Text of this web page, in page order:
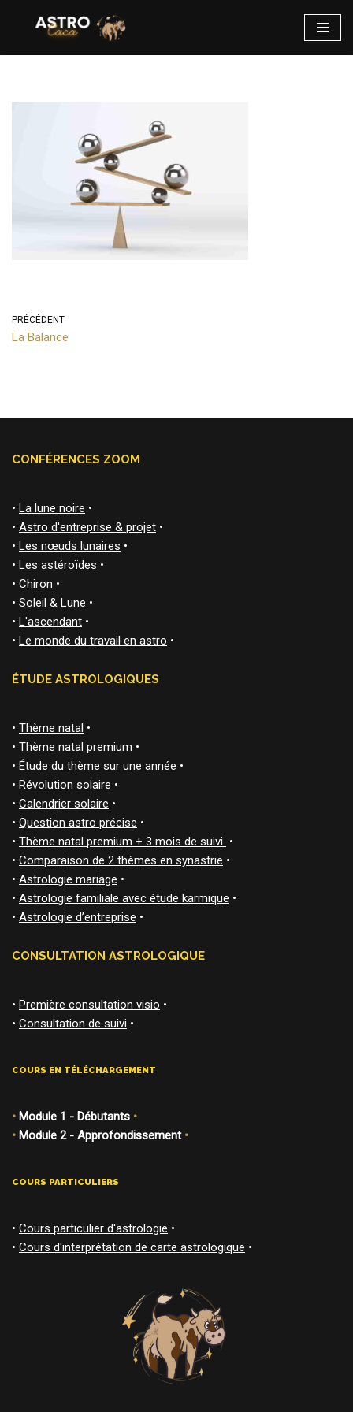
PRÉCÉDENT
La Balance
CONFÉRENCES ZOOM
• La lune noire •
• Astro d'entreprise & projet •
• Les nœuds lunaires •
• Les astéroïdes •
• Chiron •
• Soleil & Lune •
• L'ascendant •
• Le monde du travail en astro •
ÉTUDE ASTROLOGIQUES
• Thème natal •
• Thème natal premium •
• Étude du thème sur une année •
• Révolution solaire •
• Calendrier solaire •
• Question astro précise •
• Thème natal premium + 3 mois de suivi •
• Comparaison de 2 thèmes en synastrie •
• Astrologie mariage •
• Astrologie familiale avec étude karmique •
• Astrologie d’entreprise •
CONSULTATION ASTROLOGIQUE
• Première consultation visio •
• Consultation de suivi •
COURS EN TÉLÉCHARGEMENT
• Module 1 - Débutants •
• Module 2 - Approfondissement•
COURS PARTICULIERS
• Cours particulier d'astrologie •
• Cours d'interprétation de carte astrologique •